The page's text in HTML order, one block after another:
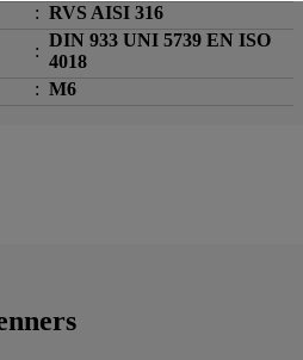
: RVS AISI 316
:
DIN 933 UNI 5739 EN ISO
4018
: M6